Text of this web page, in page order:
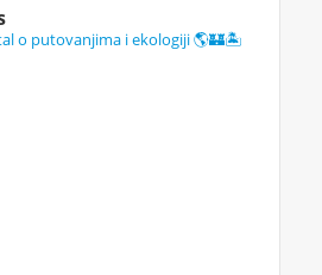
o putovanjima i ekologiji 🌎🏰🏝️